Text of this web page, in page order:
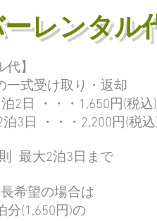
レンタル
代】
一式受け取り・返却
2日 ・・・1,650円(税込)
・・・2,200円(税
大2泊3日まで
希望の場合は
分(1,650円)の